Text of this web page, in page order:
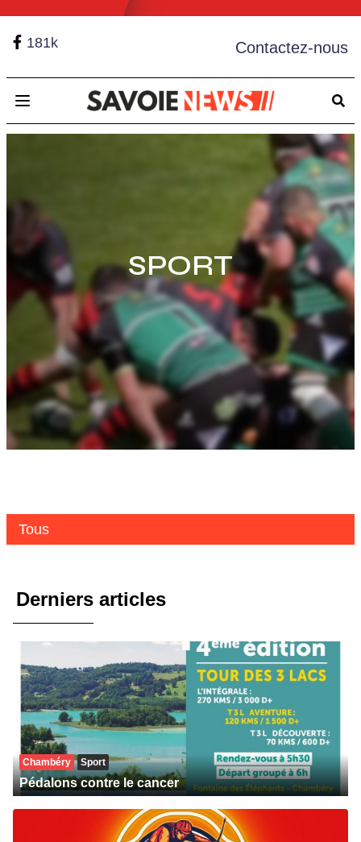
181k Contactez-nous
Open main menu
SPORT
Tous
Derniers articles
Chambéry Sport
Pédalons contre le cancer